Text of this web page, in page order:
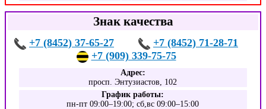
Знак качества
+7 (8452) 37-65-27
+7 (8452) 71-28-71
+7 (909) 339-75-75
Адрес:
просп. Энтузиастов, 102
График работы:
пн-пт 09:00–19:00; сб,вс 09:00–15:00